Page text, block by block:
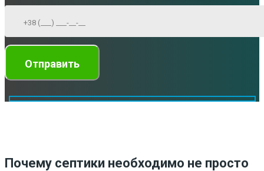
Почему септики необходимо не просто